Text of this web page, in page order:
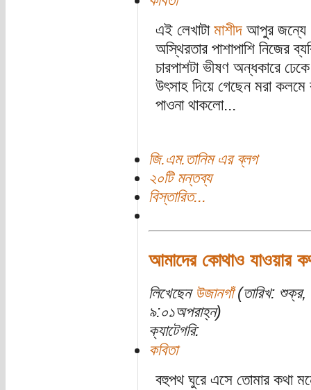
এই লেখাটা মাশীদআপুর জন্যে।
অস্থিরতার পাশাপাশি নিজের
চারপাশটা ভীষণ অন্ধকারে
উৎসাহ দিয়ে গেছেন মরা
পাওনা থাকলো...
জি.এম.তানিম এর ব্লগ
২০টি মন্তব্য
বিস্তারিত...
আমাদের কোথাও যাওয়ার
লিখেছেন উজানগাঁ(তারিখ:
৯:০১অপরাহ্ন)
ক্যাটেগরি:
কবিতা
বহুপথ ঘুরে এসে তোমার কথা